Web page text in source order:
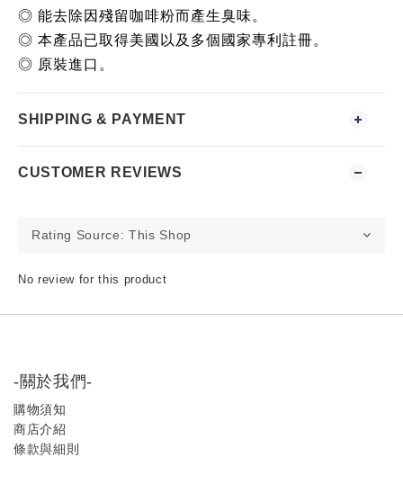
◎ 能去除因殘留咖啡粉而產生臭味。
◎ 本產品已取得美國以及多個國家專利註冊。
◎ 原裝進口。
SHIPPING & PAYMENT
CUSTOMER REVIEWS
No review for this product
-關於我們-
購物須知
商店介紹
條款與細則